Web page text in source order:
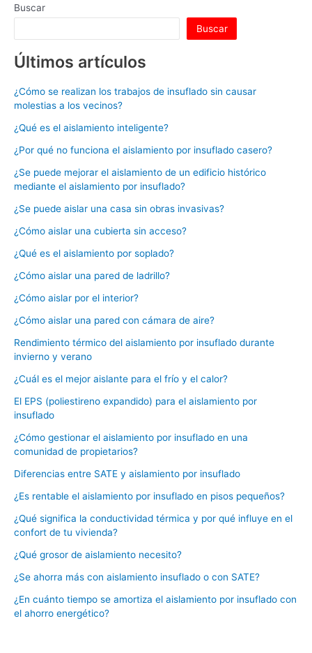
Buscar
Buscar
Últimos artículos
¿Cómo se realizan los trabajos de insuflado sin causar
molestias a los vecinos?
¿Qué es el aislamiento inteligente?
¿Por qué no funciona el aislamiento por insuflado casero?
¿Se puede mejorar el aislamiento de un edificio histórico
mediante el aislamiento por insuflado?
¿Se puede aislar una casa sin obras invasivas?
¿Cómo aislar una cubierta sin acceso?
¿Qué es el aislamiento por soplado?
¿Cómo aislar una pared de ladrillo?
¿Cómo aislar por el interior?
¿Cómo aislar una pared con cámara de aire?
Rendimiento térmico del aislamiento por insuflado durante
invierno y verano
¿Cuál es el mejor aislante para el frío y el calor?
El EPS (poliestireno expandido) para el aislamiento por
insuflado
¿Cómo gestionar el aislamiento por insuflado en una
comunidad de propietarios?
Diferencias entre SATE y aislamiento por insuflado
¿Es rentable el aislamiento por insuflado en pisos pequeños?
¿Qué significa la conductividad térmica y por qué influye en el
confort de tu vivienda?
¿Qué grosor de aislamiento necesito?
¿Se ahorra más con aislamiento insuflado o con SATE?
¿En cuánto tiempo se amortiza el aislamiento por insuflado con
el ahorro energético?